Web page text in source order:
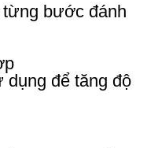
từng bước đánh
dụng để tăng độ